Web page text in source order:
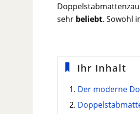
sehr beliebt. Sowohl
Ihr Inhalt
Der moderne